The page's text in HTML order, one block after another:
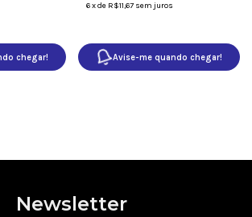
chegar!
6 xde R$11,67 sem juros
Avise-me quando chegar!
Newsletter